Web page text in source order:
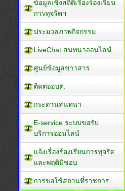
ข้อมูลเชิงสถิติเรื่องร้องเรียน
การทุจริตฯ
ประมวลภาพกิจกรรม
LiveChat สนทนาออนไลน์
ศูนย์ข้อมูลข่าวสาร
ติดต่ออบต.
กระดานสนทนา
E-service ระบบขอรับ
บริการออนไลน์
แจ้งเรื่องร้องเรียนการทุจริต
และพฤติมิชอบ
การขอใช้สถานที่ราชการ